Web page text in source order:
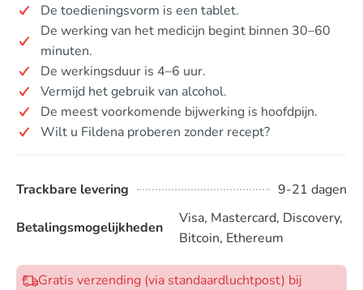
De toedieningsvorm is een tablet.
De werking van het medicijn begint binnen 30–60
minuten.
De werkingsduur is 4–6 uur.
Vermijd het gebruik van alcohol.
De meest voorkomende bijwerking is hoofdpijn.
Wilt u Fildena proberen zonder recept?
Trackbare levering 9-21 dagen
Betalingsmogelijkheden
Visa, Mastercard, Discovery,
Bitcoin, Ethereum
Gratis verzending (via standaardluchtpost) bij